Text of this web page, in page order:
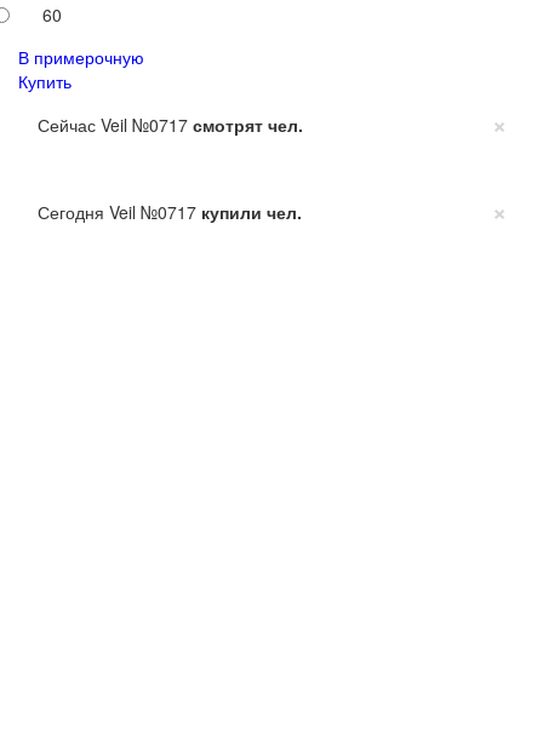
60
В примерочную
Купить
×
Сейчас Veil №0717 смотрят чел.
×
Сегодня Veil №0717 купили чел.